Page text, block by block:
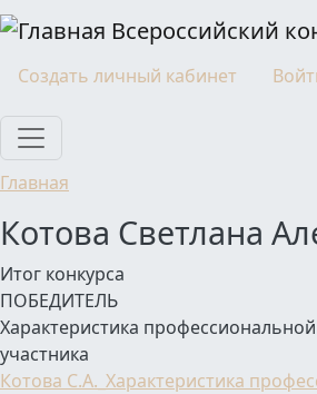
Перейти к основному содержанию
Всероссийский
Моя учетная запись
Создать личный кабинет
Главная
Котова Светлана
Итог конкурса
ПОБЕДИТЕЛЬ
Характеристика
участника
Котова С.А._Характеристика